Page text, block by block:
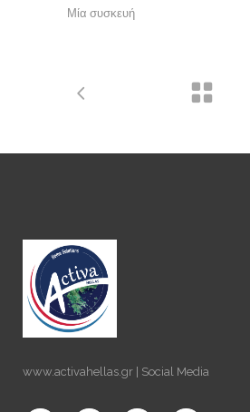
Μία συσκευή
www.activahellas.gr | Social Media